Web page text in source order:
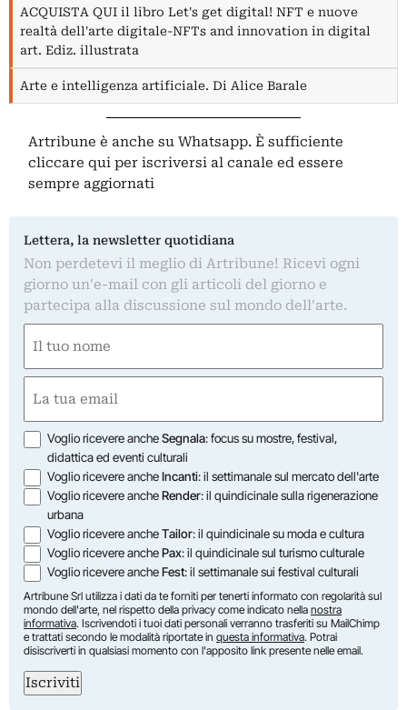
ACQUISTA QUI il libro Let's get digital! NFT e nuove
realtà dell'arte digitale-NFTs and innovation in digital
art. Ediz. illustrata
Arte e intelligenza artificiale. Di Alice Barale
Artribune è anche su Whatsapp. È sufficiente
cliccare qui per iscriversi al canale ed essere
sempre aggiornati
Lettera, la newsletter quotidiana
Non perdetevi il meglio di Artribune! Ricevi ogni
giorno un'e-mail con gli articoli del giorno e
partecipa alla discussione sul mondo dell'arte.
(Required)
First
(Required)
Opzioni
Voglio ricevere ancheSegnala: focus su mostre, festival,
didattica ed eventi culturali
Voglio ricevere ancheIncanti: il settimanale sul mercato dell'arte
Voglio ricevere ancheRender: il quindicinale sulla rigenerazione
urbana
Voglio ricevere ancheTailor: il quindicinale su moda e cultura
Voglio ricevere anchePax: il quindicinale sul turismo culturale
Voglio ricevere ancheFest: il settimanale sui festival culturali
Artribune Srl utilizza i dati da te forniti per tenerti informato con regolarità sul
mondo dell'arte, nel rispetto della privacy come indicato nella nostra
informativa. Iscrivendoti i tuoi dati personali verranno trasferiti su MailChimp
e trattati secondo le modalità riportate in questa informativa. Potrai
disiscriverti in qualsiasi momento con l'apposito link presente nelle email.
Iscriviti